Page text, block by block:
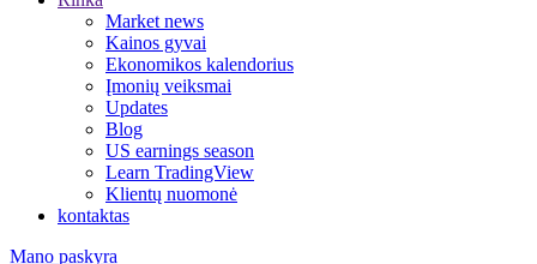
Market news
Kainos gyvai
Ekonomikos kalendorius
Įmonių veiksmai
Updates
Blog
US earnings season
Learn TradingView
Klientų nuomonė
kontaktas
Mano paskyra